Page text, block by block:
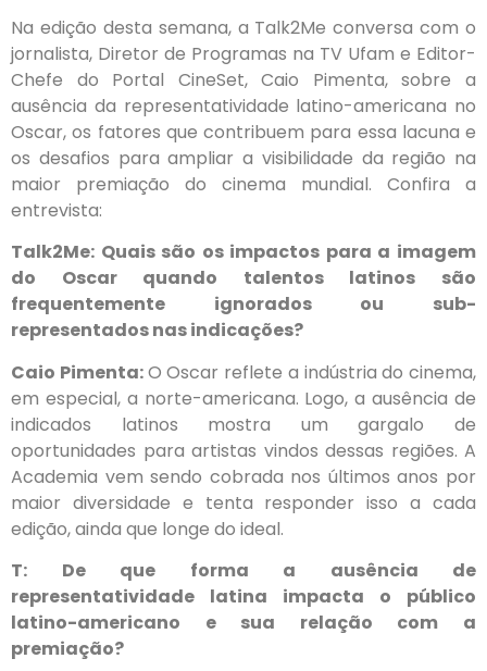
Na edição desta semana, a Talk2Me conversa com o
jornalista, Diretor de Programas na TV Ufam e Editor-
Chefe do Portal CineSet, Caio Pimenta, sobre a
ausência da representatividade latino-americana no
Oscar, os fatores que contribuem para essa lacuna e
os desafios para ampliar a visibilidade da região na
maior premiação do cinema mundial. Confira a
entrevista:
Talk2Me: Quais são os impactos para a imagem
do Oscar quando talentos latinos são
frequentemente ignorados ou sub-
representados nas indicações?
Caio Pimenta:O Oscar reflete a indústria do cinema,
em especial, a norte-americana. Logo, a ausência de
indicados latinos mostra um gargalo de
oportunidades para artistas vindos dessas regiões. A
Academia vem sendo cobrada nos últimos anos por
maior diversidade e tenta responder isso a cada
edição, ainda que longe do ideal.
T: De que forma a ausência de
representatividade latina impacta o público
latino-americano e sua relação com a
premiação?